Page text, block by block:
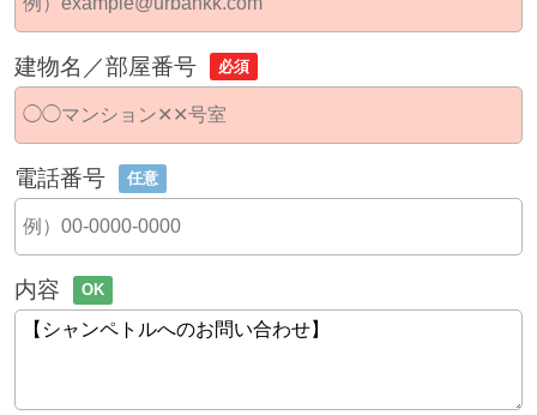
建物名／部屋番号 必須
電話番号 任意
内容 OK